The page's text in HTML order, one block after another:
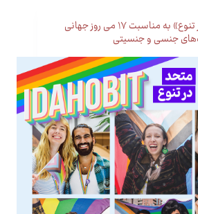
«همیشه با هم، متحد در تنوع» به مناسبت ۱۷ می روز جهانی
جنسی و جنسیتی